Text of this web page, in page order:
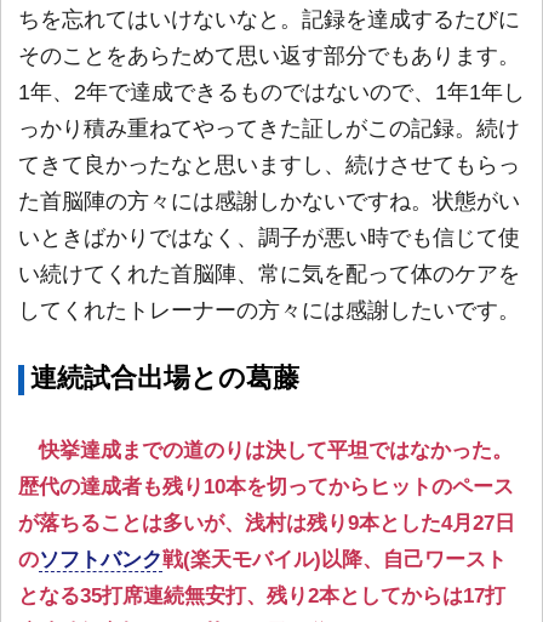
ちを忘れてはいけないなと。記録を達成するたびに
そのことをあらためて思い返す部分でもあります。
1年、2年で達成できるものではないので、1年1年し
っかり積み重ねてやってきた証しがこの記録。続け
てきて良かったなと思いますし、続けさせてもらっ
た首脳陣の方々には感謝しかないですね。状態がい
いときばかりではなく、調子が悪い時でも信じて使
い続けてくれた首脳陣、常に気を配って体のケアを
してくれたトレーナーの方々には感謝したいです。
連続試合出場との葛藤
快挙達成までの道のりは決して平坦ではなかった。
歴代の達成者も残り10本を切ってからヒットのペース
が落ちることは多いが、浅村は残り9本とした4月27日
のソフトバンク戦(楽天モバイル)以降、自己ワースト
となる35打席連続無安打、残り2本としてからは17打